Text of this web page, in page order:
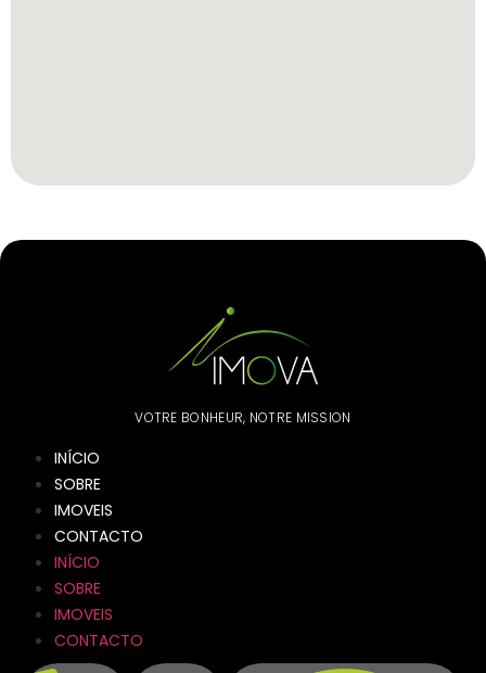
VOTRE BONHEUR, NOTRE MISSION
INÍCIO
SOBRE
IMOVEIS
CONTACTO
INÍCIO
SOBRE
IMOVEIS
CONTACTO